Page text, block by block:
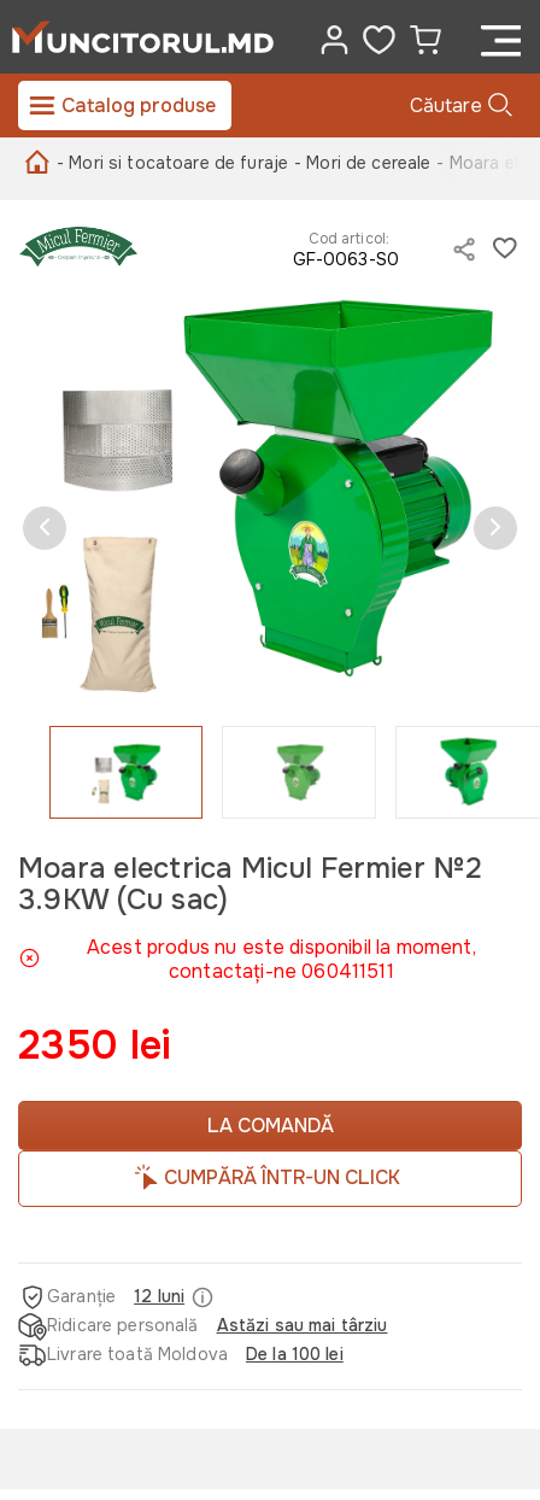
Catalog produse Căutare
- Mori si tocatoare de furaje - Mori de cereale - Moara
Cod articol:
GF-0063-S0
Moara electrica Micul Fermier №2
3.9KW (Cu sac)
Acest produs nu este disponibil la moment,
contactați-ne 060411511
2350 lei
LA COMANDĂ
CUMPĂRĂ ÎNTR-UN CLICK
Garanție
12 luni
Ridicare personală
Astăzi sau mai târziu
Livrare toată Moldova
De la 100 lei